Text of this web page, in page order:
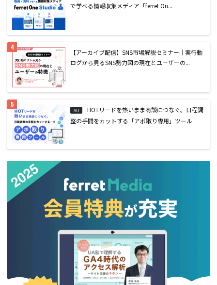
で学べる情報収集メディア「ferret On...
【アーカイブ配信】SNS市場解説セミナー｜実行動
ログから見るSNS勢力図の現在とユーザーの...
AD
HOTリードを熱いまま商談につなぐ。日程調
整の手間をカットする「アポ取り専用」ツール